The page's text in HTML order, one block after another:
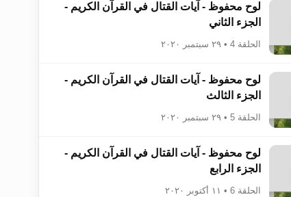
لوح محفوظ - آيات القتال في القرآن الكريم -
الجزء الثاني
الحلقة 4 • ٢٩ سبتمبر ٢٠٢٠
لوح محفوظ - آيات القتال في القرآن الكريم -
الجزء الثالث
الحلقة 5 • ٢٩ سبتمبر ٢٠٢٠
لوح محفوظ - آيات القتال في القرآن الكريم -
الجزء الرابع
الحلقة 6 • ١١ أكتوبر ٢٠٢٠